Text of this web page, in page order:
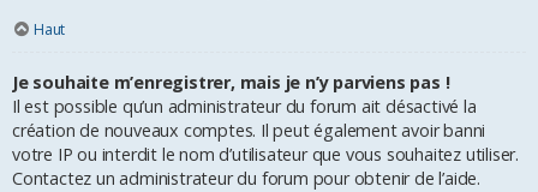
Haut
Je souhaite m’enregistrer, mais je n’y parviens pas !
Il est possible qu’un administrateur du forum ait désactivé la
création de nouveaux comptes. Il peut également avoir banni
votre IP ou interdit le nom d’utilisateur que vous souhaitez utiliser.
Contactez un administrateur du forum pour obtenir de l’aide.